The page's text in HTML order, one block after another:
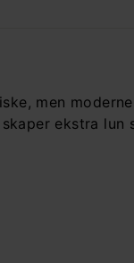
men
ekstra lun